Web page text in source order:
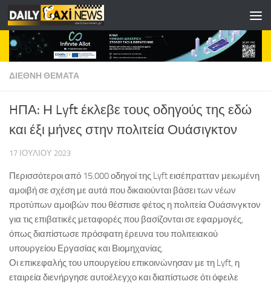
Skip to content
ΔΙΕΘΝΗ ΘΕΜΑΤΑ
HΠΑ: Η Lyft έκλεβε τους οδηγούς της εδώ
και έξι μήνες στην πολιτεία Ουάσιγκτον
17 ΙΟΥΛΊΟΥ 2023
Περισσότεροι από 15.000 οδηγοί της Lyft εισέπρατταν μειωμένη
αμοιβή σε σχέση με αυτά που δικαιούνται βάσει των νέων
προτύπων αμοιβών που θέσπισε φέτος η πολιτεία Ουάσινγκτον
για τις επιβατικές μεταφορές που βασίζονται σε εφαρμογές,
όπως διαπίστωσε πρόσφατη έρευνα του πολιτειακού
υπουργείου Εργασίας και Βιομηχανίας.
Οι επικεφαλής του υπουργείου επικοινώνησαν με τη Lyft, η
εταιρεία διενήργησε αυτοέλεγχο και διαπίστωσε ότι όφειλε